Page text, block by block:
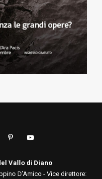
Vallo di Diano
D’Amico - Vice direttore: